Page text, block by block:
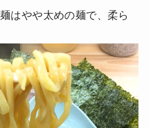
はやや太めの麺で、柔ら